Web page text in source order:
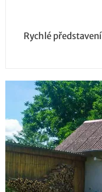
Rychlé představení